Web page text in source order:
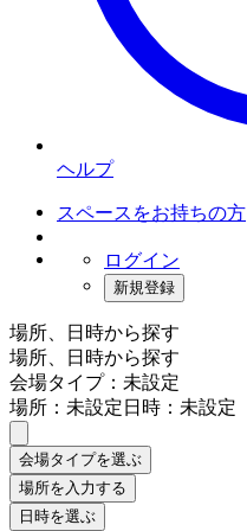
ヘルプ
スペースをお持ちの方
ログイン
新規登録
場所、日時から探す
場所、日時から探す
会場タイプ：未設定
場所：未設定日時：未設定
会場タイプを選ぶ
場所を入力する
日時を選ぶ